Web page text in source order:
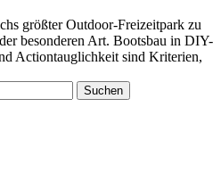
größter Outdoor-Freizeitpark zu
besonderen Art. Bootsbau in DIY-
Actiontauglichkeit sind Kriterien,